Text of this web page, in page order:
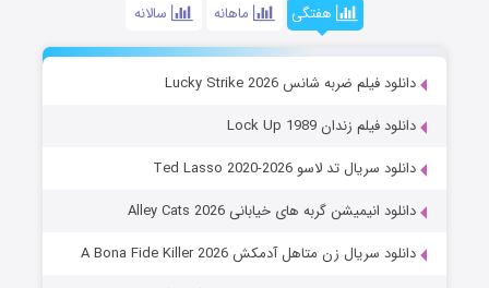
هفتگی ماهانه سالانه
دانلود فیلم ضربه شانس Lucky Strike 2026
دانلود فیلم زندان Lock Up 1989
دانلود سریال تد لاسو Ted Lasso 2020-2026
دانلود انیمیشن گربه های خیابانی Alley Cats 2026
دانلود سریال زن متاهل آدمکش A Bona Fide Killer 2026